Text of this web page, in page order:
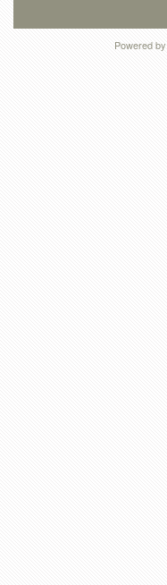
Powered by